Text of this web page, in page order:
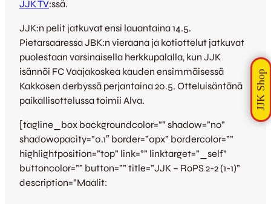
JJK TV:ssä.
JJK:n pelit jatkuvat ensi lauantaina 14.5.
Pietarsaaressa JBK:n vieraana ja kotiottelut jatkuvat
puolestaan varsinaisella herkkupalalla, kun JJK
isännöi FC Vaajakoskea kauden ensimmäisessä
Kakkosen derbyssä perjantaina 20.5. Otteluisäntänä
paikallisottelussa toimii Alva.
[tagline_box backgroundcolor=”” shadow=”no”
shadowopacity=”0.1″ border=”0px” bordercolor=””
highlightposition=”top” link=”” linktarget=”_self”
buttoncolor=”” button=”” title=”JJK – RoPS 2-2 (1-1)”
description=”Maalit: